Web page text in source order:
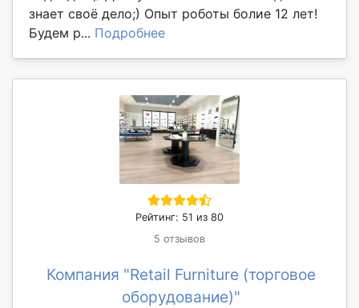
знает своё дело;) Опыт роботы болие 12 лет!
Будем р... Подробнее
Рейтинг: 51 из 80
5 отзывов
Компания "Retail Furniture (торговое
оборудование)"